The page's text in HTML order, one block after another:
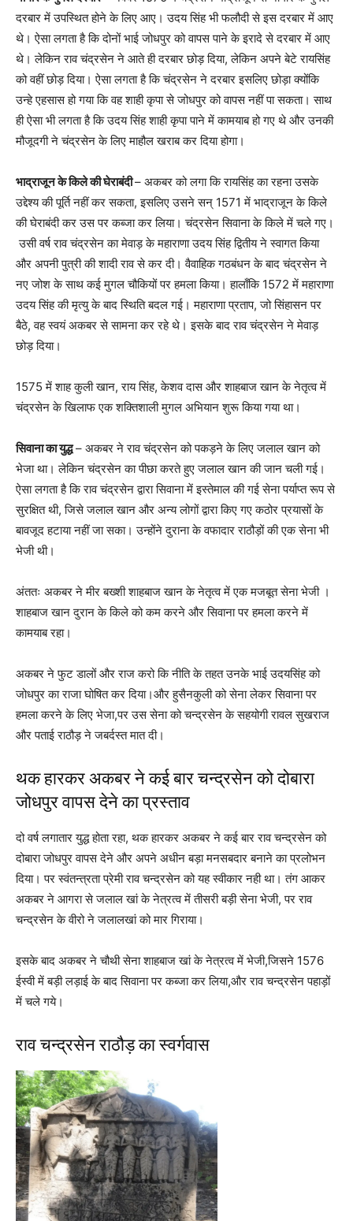
दरबार में उपस्थित होने के लिए आए। उदय सिंह भी फलौदी से इस दरबार में आए
थे। ऐसा लगता है कि दोनों भाई जोधपुर को वापस पाने के इरादे से दरबार में आए
थे। लेकिन राव चंद्रसेन ने आते ही दरबार छोड़ दिया, लेकिन अपने बेटे रायसिंह
को वहीं छोड़ दिया। ऐसा लगता है कि चंद्रसेन ने दरबार इसलिए छोड़ा क्योंकि
उन्हे एहसास हो गया कि वह शाही कृपा से जोधपुर को वापस नहीं पा सकता। साथ
ही ऐसा भी लगता है कि उदय सिंह शाही कृपा पाने में कामयाब हो गए थे और उनकी
मौजूदगी ने चंद्रसेन के लिए माहौल खराब कर दिया होगा।
भाद्राजून के किले की घेराबंदी– अकबर को लगा कि रायसिंह का रहना उसके
उद्देश्य की पूर्ति नहीं कर सकता, इसलिए उसने सन् 1571 में भाद्राजून के किले
की घेराबंदी कर उस पर कब्जा कर लिया। चंद्रसेन सिवाना के किले में चले गए।
उसी वर्ष राव चंद्रसेन का मेवाड़ के महाराणा उदय सिंह द्वितीय ने स्वागत किया
और अपनी पुत्री की शादी राव से कर दी। वैवाहिक गठबंधन के बाद चंद्रसेन ने
नए जोश के साथ कई मुगल चौकियों पर हमला किया। हालाँकि 1572 में महाराणा
उदय सिंह की मृत्यु के बाद स्थिति बदल गई। महाराणा प्रताप, जो सिंहासन पर
बैठे, वह स्वयं अकबर से सामना कर रहे थे। इसके बाद राव चंद्रसेन ने मेवाड़
छोड़ दिया।
1575 में शाह कुली खान, राय सिंह, केशव दास और शाहबाज खान के नेतृत्व में
चंद्रसेन के खिलाफ एक शक्तिशाली मुगल अभियान शुरू किया गया था।
सिवाना का युद्ध– अकबर ने राव चंद्रसेन को पकड़ने के लिए जलाल खान को
भेजा था। लेकिन चंद्रसेन का पीछा करते हुए जलाल खान की जान चली गई।
ऐसा लगता है कि राव चंद्रसेन द्वारा सिवाना में इस्तेमाल की गई सेना पर्याप्त रूप से
सुरक्षित थी, जिसे जलाल खान और अन्य लोगों द्वारा किए गए कठोर प्रयासों के
बावजूद हटाया नहीं जा सका। उन्होंने दुराना के वफादार राठौड़ों की एक सेना भी
भेजी थी।
अंततः अकबर ने मीर बख्शी शाहबाज खान के नेतृत्व में एक मजबूत सेना भेजी ।
शाहबाज खान दुरान के किले को कम करने और सिवाना पर हमला करने में
कामयाब रहा।
अकबर ने फुट डालों और राज करो कि नीति के तहत उनके भाई उदयसिंह को
जोधपुर का राजा घोषित कर दिया।और हुसैनकुली को सेना लेकर सिवाना पर
हमला करने के लिए भेजा,पर उस सेना को चन्द्रसेन के सहयोगी रावल सुखराज
और पताई राठौड़ ने जबर्दस्त मात दी।
थक हारकर अकबर ने कई बार चन्द्रसेन को दोबारा
जोधपुर वापस देने का प्रस्ताव
दो वर्ष लगातार युद्ध होता रहा, थक हारकर अकबर ने कई बार राव चन्द्रसेन को
दोबारा जोधपुर वापस देने और अपने अधीन बड़ा मनसबदार बनाने का प्रलोभन
दिया। पर स्वंतन्त्रता प्रेमी राव चन्द्रसेन को यह स्वीकार नही था। तंग आकर
अकबर ने आगरा से जलाल खां के नेत्रत्व में तीसरी बड़ी सेना भेजी, पर राव
चन्द्रसेन के वीरो ने जलालखां को मार गिराया।
इसके बाद अकबर ने चौथी सेना शाहबाज खां के नेत्रत्व में भेजी,जिसने 1576
ईस्वी में बड़ी लड़ाई के बाद सिवाना पर कब्जा कर लिया,और राव चन्द्रसेन पहाड़ों
में चले गये।
राव चन्द्रसेन राठौड़ का स्वर्गवास